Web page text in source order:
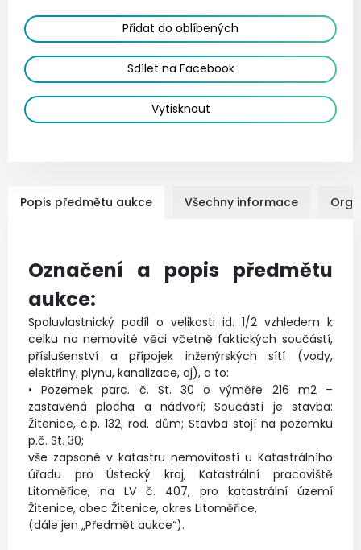
Přidat do oblíbených
Sdílet na Facebook
Vytisknout
Popis předmětu aukce Všechny informace
Označení a popis předmětu
aukce:
Spoluvlastnický podíl o velikosti id. 1/2 vzhledem k
celku na nemovité věci včetně faktických součástí,
příslušenství a přípojek inženýrských sítí (vody,
elektřiny, plynu, kanalizace, aj), a to:
• Pozemek parc. č. St. 30 o výměře 216 m2 –
zastavěná plocha a nádvoří; Součástí je stavba:
Žitenice, č.p. 132, rod. dům; Stavba stojí na pozemku
p.č. St. 30;
vše zapsané v katastru nemovitostí u Katastrálního
úřadu pro Ústecký kraj, Katastrální pracoviště
Litoměřice, na LV č. 407, pro katastrální území
Žitenice, obec Žitenice, okres Litoměřice,
(dále jen „Předmět aukce“).